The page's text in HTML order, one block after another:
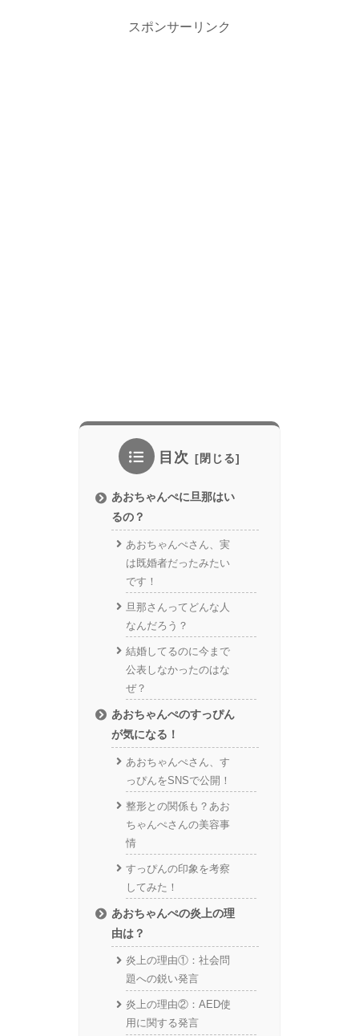
スポンサーリンク
目次
あおちゃんぺに旦那はい
るの？
あおちゃんぺさん、実
は既婚者だったみたい
です！
旦那さんってどんな人
なんだろう？
結婚してるのに今まで
公表しなかったのはな
ぜ？
あおちゃんぺのすっぴん
が気になる！
あおちゃんぺさん、す
っぴんをSNSで公開！
整形との関係も？あお
ちゃんぺさんの美容事
情
すっぴんの印象を考察
してみた！
あおちゃんぺの炎上の理
由は？
炎上の理由①：社会問
題への鋭い発言
炎上の理由②：AED使
用に関する発言